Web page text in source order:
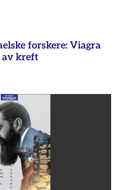
forskere: Viagra
av kreft